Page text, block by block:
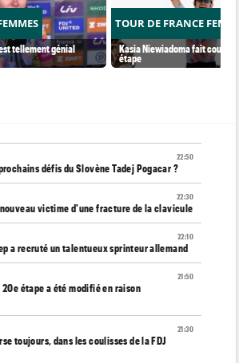
tellement génial
TOUR DE FRANCE
Kasia Niewiadoma fait coup
étape
22:50
défis du Slovène Tadej Pogacar ?
22:30
victime d'une fracture de la clavicule
22:10
a recruté un talentueux sprinteur allemand
21:50
étape a été modifié en raison
21:30
toujours, dans les coulisses de la FDJ